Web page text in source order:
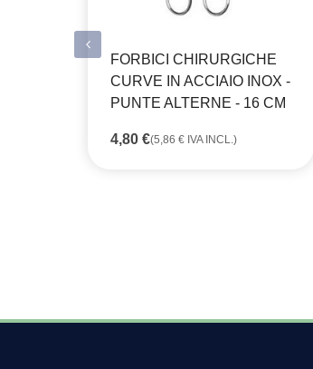
FORBICI CHIRURGICHE
CURVE IN ACCIAIO INOX -
PUNTE ALTERNE - 16 CM
4,80 €(5,86 € IVA INCL.)